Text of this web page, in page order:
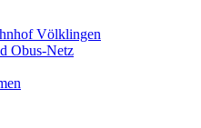
Völklingen
Obus-Netz